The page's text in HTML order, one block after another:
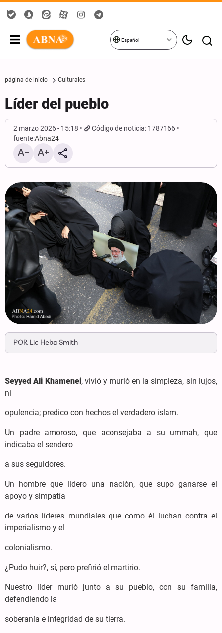
Español
página de inicio Culturales
Líder del pueblo
2 marzo 2026 - 15:18
Código de noticia: 1787166
fuente:Abna24
POR Lic Heba Smith
Seyyed Ali Khamenei, vivió y murió en la simpleza, sin lujos,
ni
opulencia; predico con hechos el verdadero islam.
Un padre amoroso, que aconsejaba a su ummah, que
indicaba el sendero
a sus seguidores.
Un hombre que lidero una nación, que supo ganarse el
apoyo y simpatía
de varios líderes mundiales que como él luchan contra el
imperialismo y el
colonialismo.
¿Pudo huir?, sí, pero prefirió el martirio.
Nuestro líder murió junto a su pueblo, con su familia,
defendiendo la
soberanía e integridad de su tierra.